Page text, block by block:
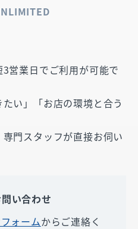
営業日でご利用が可能で
い」「お店の環境と合う
門スタッフが直接お伺い
い合わせ
ォームからご連絡く